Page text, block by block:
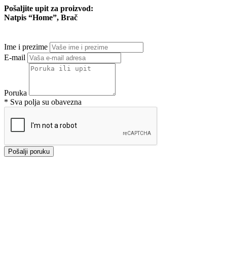
Pošaljite upit za proizvod:
Natpis “Home”, Brač
Ime i prezime
E-mail
Poruka
* Sva polja su obavezna